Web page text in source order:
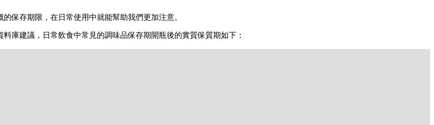
保存期限，在日常使用中就能幫助我們更加注意。
庫建議，日常飲食中常見的調味品保存期開瓶後的實質保質期如下：